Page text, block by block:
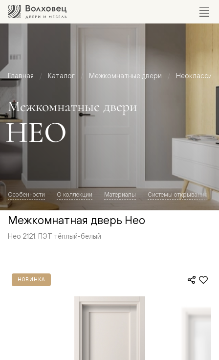
Главная Каталог Межкомнатные двери Неоклассика
Межкомнатные двери
НЕО
Особенности О коллекции Материалы Системы открывания
Межкомнатная дверь Нео
Нео 2121. ПЭТ тёплый-белый
НОВИНКА